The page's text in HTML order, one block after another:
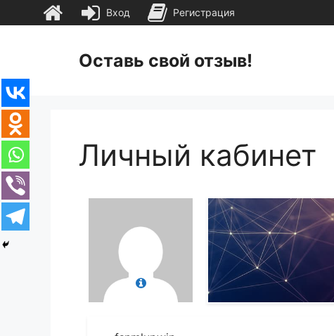
содержимомуОставь свой отзыв!
Личный кабинет
Вход Регистрация